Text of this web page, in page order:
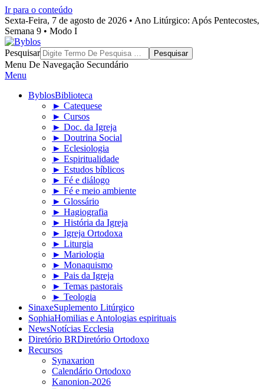
Ir para o conteúdo
Sexta-Feira, 7 de agosto de 2026 • Ano Litúrgico: Após Pentecostes,
Semana 9 • Modo I
Byblos
Pesquisar
Menu De Navegação Secundário
Menu
ByblosBiblioteca
► Catequese
► Cursos
► Doc. da Igreja
► Doutrina Social
► Eclesiologia
► Espiritualidade
► Estudos bíblicos
► Fé e diálogo
► Fé e meio ambiente
► Glossário
► Hagiografia
► História da Igreja
► Igreja Ortodoxa
► Liturgia
► Mariologia
► Monaquismo
► Pais da Igreja
► Temas pastorais
► Teologia
SinaxeSuplemento Litúrgico
SophiaHomilias e Antologias espirituais
NewsNotícias Ecclesia
Diretório BRDiretório Ortodoxo
Recursos
Synaxarion
Calendário Ortodoxo
Kanonion-2026